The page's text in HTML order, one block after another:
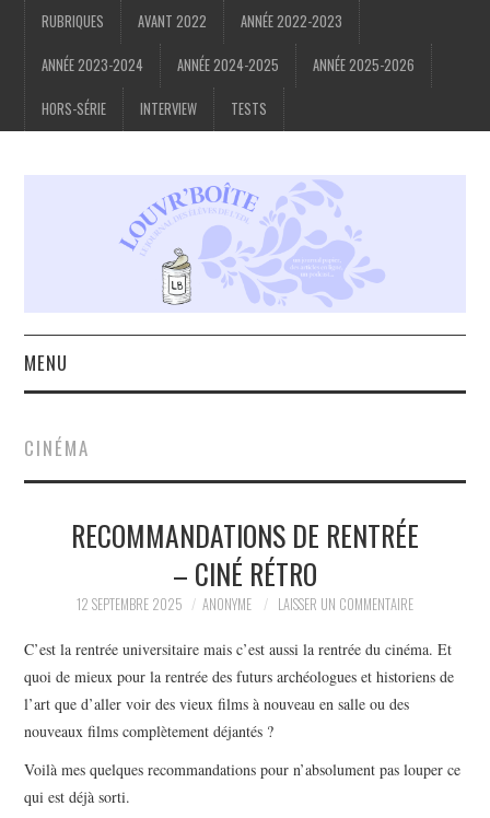
RUBRIQUES AVANT 2022 ANNÉE 2022-2023
ANNÉE 2023-2024 ANNÉE 2024-2025 ANNÉE 2025-2026
HORS-SÉRIE INTERVIEW TESTS
MENU
LA RÉDACTION
CINÉMA
RECOMMANDATIONS DE RENTRÉE
– CINÉ RÉTRO
12 SEPTEMBRE 2025 ANONYME LAISSER UN COMMENTAIRE
C’est la rentrée universitaire mais c’est aussi la rentrée du cinéma. Et
quoi de mieux pour la rentrée des futurs archéologues et historiens de
l’art que d’aller voir des vieux films à nouveau en salle ou des
nouveaux films complètement déjantés ?
Voilà mes quelques recommandations pour n’absolument pas louper ce
qui est déjà sorti.